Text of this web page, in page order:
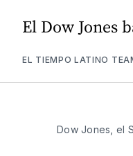
El Dow Jones
EL TIEMPO LATINO
Dow Jones, el